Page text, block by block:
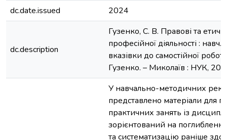
dc.date.issued
2024
dc.description
Гузенко, С. В. Правові та
професійної діяльності :
вказівки до самостійної
Гузенко. – Миколаїв : НУК,
У навчально-методичних
представлено матеріали для
практичних занять із
зорієнтований на
та систематизацію раніше